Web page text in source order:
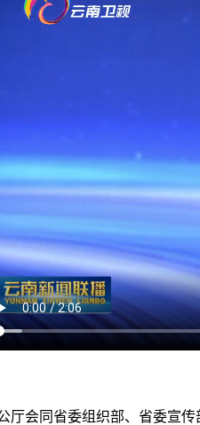
厅会同省委组织部、省委宣